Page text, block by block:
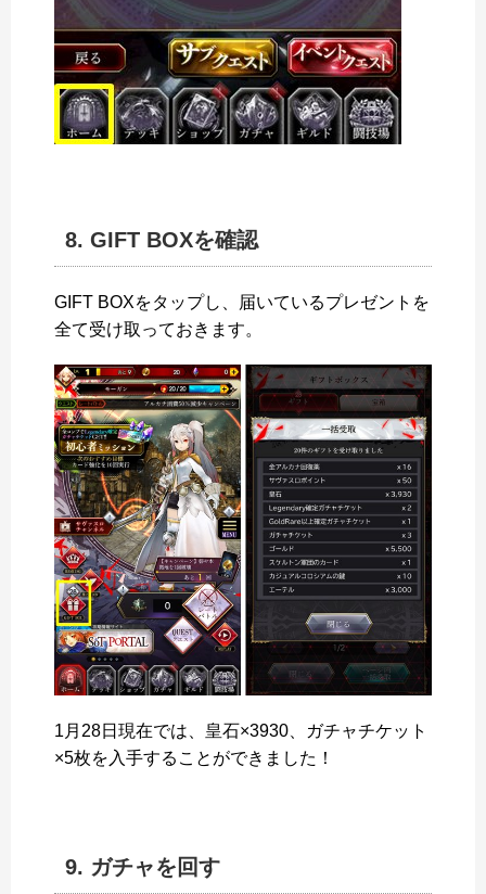
8. GIFT BOXを確認
GIFT BOXをタップし、届いているプレゼントを
全て受け取っておきます。
1月28日現在では、皇石×3930、ガチャチケット
×5枚を入手することができました！
9. ガチャを回す